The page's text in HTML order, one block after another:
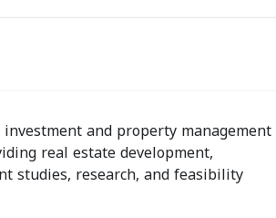
and property management
real estate development,
studies, research, and feasibility